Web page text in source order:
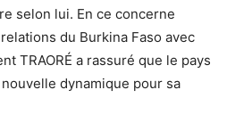
selon lui. En ce concerne
du Burkina Faso avec
TRAORÉ a rassuré que le pays
dynamique pour sa